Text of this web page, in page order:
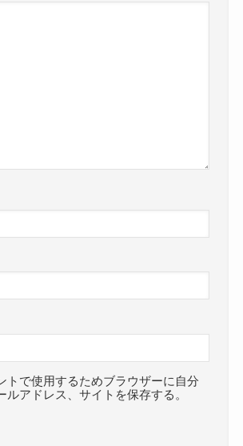
トで使用するためブラウザーに自分
ルアドレス、サイトを保存する。